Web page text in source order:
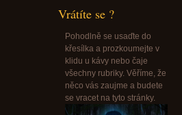
Vrátíte se ?
Pohodlně se usaďte do
křesílka a prozkoumejte v
klidu u kávy nebo čaje
všechny rubriky. Věříme, že
něco vás zaujme a budete
se vracet na tyto stránky.